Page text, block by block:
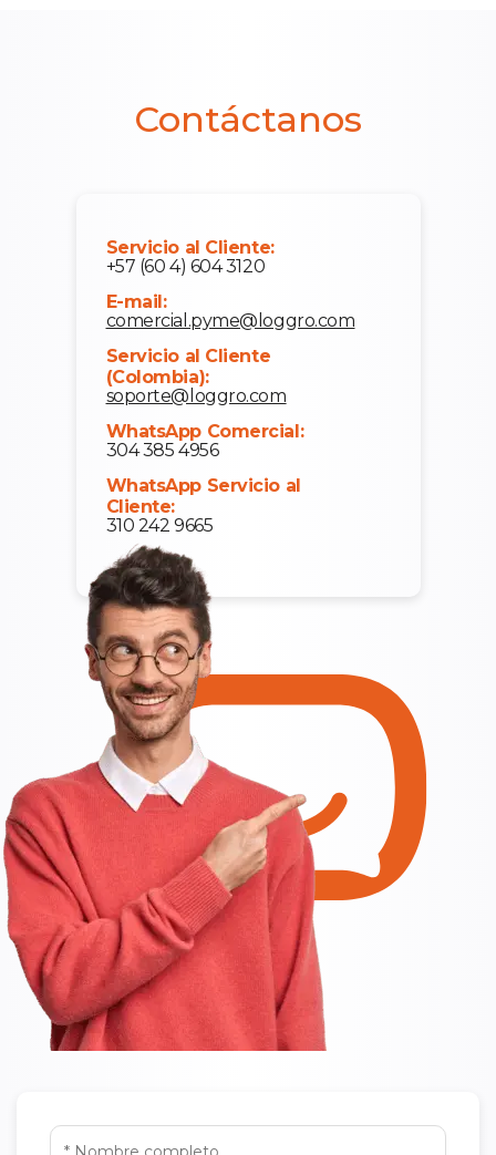
Contáctanos
Servicio al Cliente:
+57 (60 4) 604 3120
E-mail:
comercial.pyme@loggro.com
Servicio al Cliente
(Colombia):
soporte@loggro.com
WhatsApp Comercial:
304 385 4956
WhatsApp Servicio al
Cliente:
310 242 9665